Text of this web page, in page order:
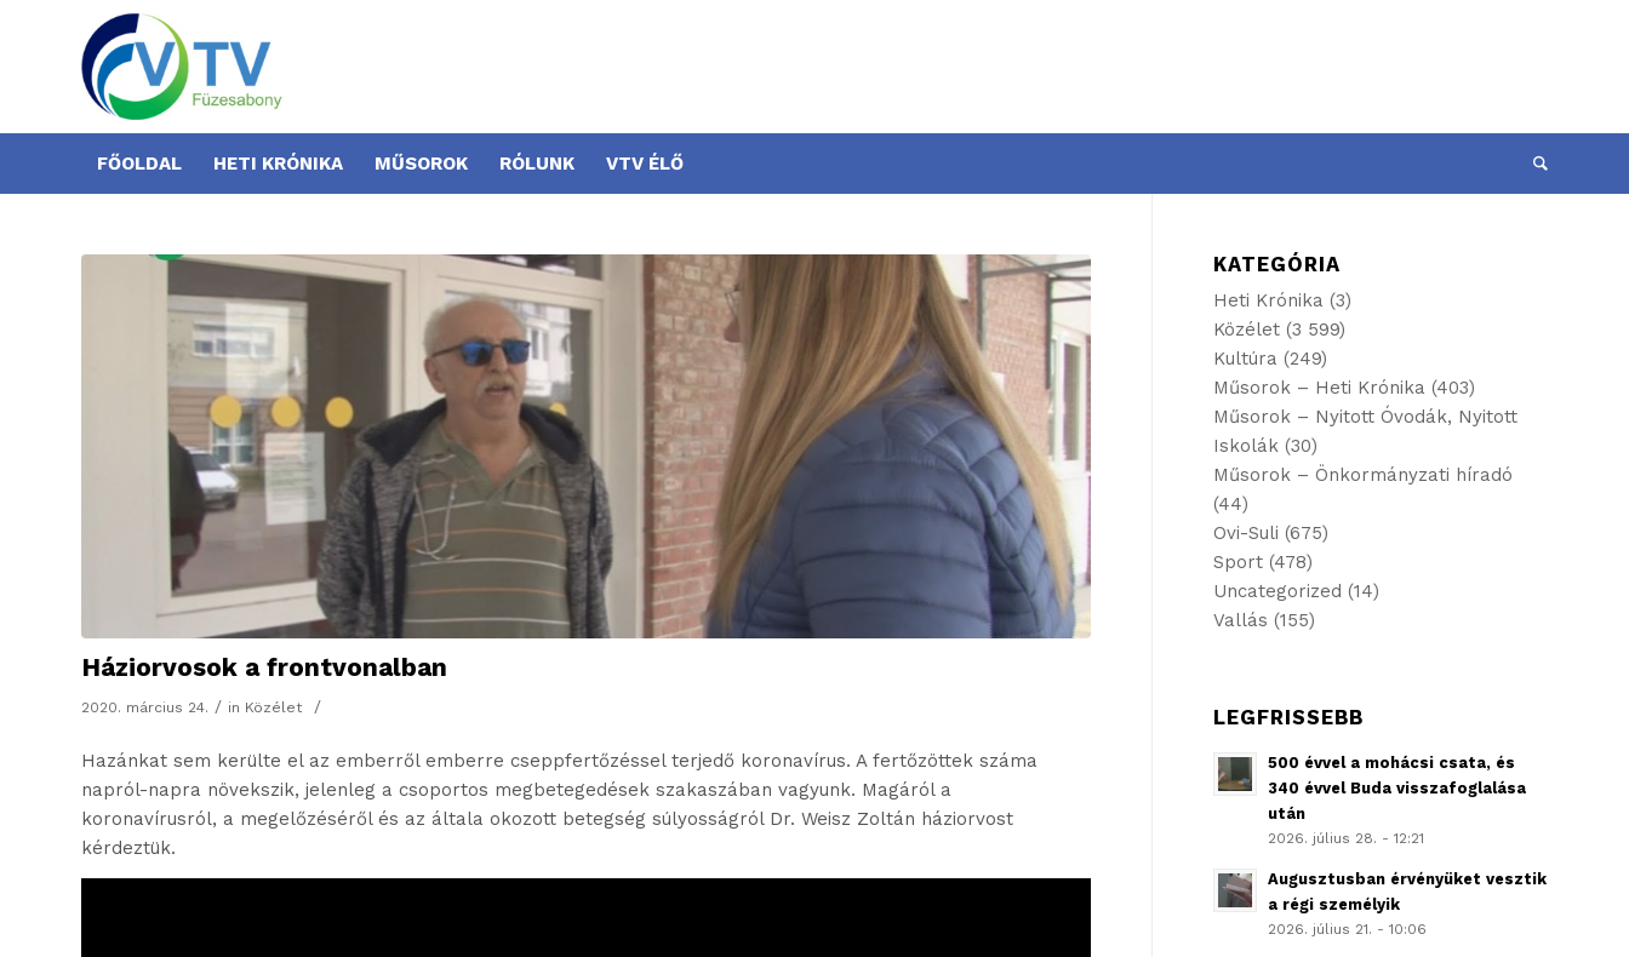
FŐOLDAL HETI KRÓNIKA MŰSOROK RÓLUNK VTV ÉLŐ
Háziorvosok a frontvonalban
2020. március 24. / in Közélet /
Hazánkat sem kerülte el az emberről emberre cseppfertőzéssel terjedő koronavírus. A fertőzöttek száma
napról-napra növekszik, jelenleg a csoportos megbetegedések szakaszában vagyunk. Magáról a
koronavírusról, a megelőzéséről és az általa okozott betegség súlyosságról Dr. Weisz Zoltán háziorvost
kérdeztük.
KATEGÓRIA
Heti Krónika (3)
Közélet (3 599)
Kultúra (249)
Műsorok – Heti Krónika (403)
Műsorok – Nyitott Óvodák, Nyitott
Iskolák (30)
Műsorok – Önkormányzati híradó
(44)
Ovi-Suli (675)
Sport (478)
Uncategorized (14)
Vallás (155)
LEGFRISSEBB
500 évvel a mohácsi csata, és
340 évvel Buda visszafoglalása
után
2026. július 28. - 12:21
Augusztusban érvényüket vesztik
a régi személyik
2026. július 21. - 10:06